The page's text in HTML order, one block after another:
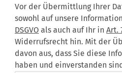
Vor der Übermittlung Ihrer
sowohl auf unsere
DSGVOals auch auf Ihr in Art.
Widerrufsrecht hin. Mit der
davon aus, dass Sie diese
haben und einverstanden